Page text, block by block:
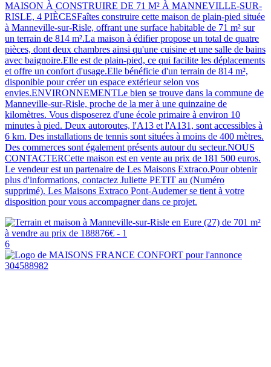
MAISON À CONSTRUIRE DE 71 M² À MANNEVILLE-SUR-
RISLE, 4 PIÈCESFaîtes construire cette maison de plain-pied située
à Manneville-sur-Risle, offrant une surface habitable de 71 m² sur
un terrain de 814 m².La maison à édifier propose un total de quatre
pièces, dont deux chambres ainsi qu'une cuisine et une salle de bains
avec baignoire.Elle est de plain-pied, ce qui facilite les déplacements
et offre un confort d'usage.Elle bénéficie d'un terrain de 814 m²,
disponible pour créer un espace extérieur selon vos
envies.ENVIRONNEMENTLe bien se trouve dans la commune de
Manneville-sur-Risle, proche de la mer à une quinzaine de
kilomètres. Vous disposerez d'une école primaire à environ 10
minutes à pied. Deux autoroutes, l'A13 et l'A131, sont accessibles à
6 km. Des installations de tennis sont situées à moins de 400 mètres.
Des commerces sont également présents autour du secteur.NOUS
CONTACTERCette maison est en vente au prix de 181 500 euros.
Le vendeur est un partenaire de Les Maisons Extraco.Pour obtenir
plus d'informations, contactez Juliette PETIT au (Numéro
supprimé). Les Maisons Extraco Pont-Audemer se tient à votre
disposition pour vous accompagner dans ce projet.
6